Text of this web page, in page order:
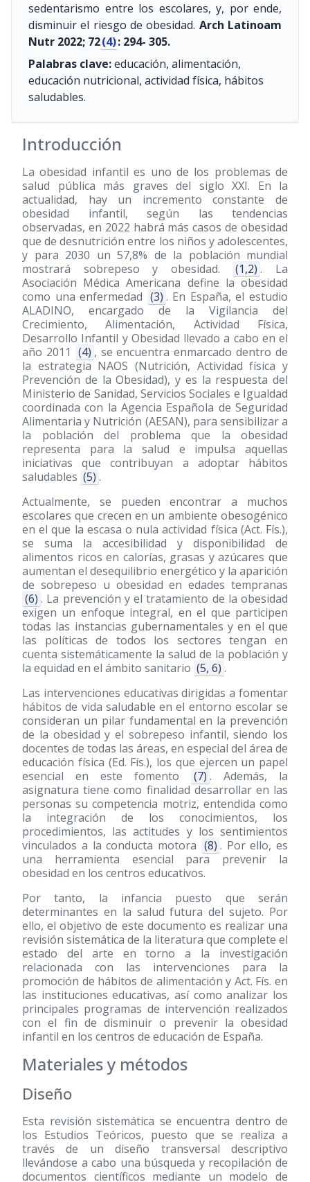
sedentarismo entre los escolares, y, por ende,
disminuir el riesgo de obesidad. Arch Latinoam
Nutr 2022; 72(4): 294- 305.
Palabras clave:educación, alimentación,
educación nutricional, actividad física, hábitos
saludables.
Introducción
La obesidad infantil es uno de los problemas de
salud pública más graves del siglo XXI. En la
actualidad, hay un incremento constante de
obesidad infantil, según las tendencias
observadas, en 2022 habrá más casos de obesidad
que de desnutrición entre los niños y adolescentes,
y para 2030 un 57,8% de la población mundial
mostrará sobrepeso y obesidad.
(1,2) . La
Asociación Médica Americana define la obesidad
como una enfermedad (3) . En España, el estudio
ALADINO, encargado de la Vigilancia del
Crecimiento, Alimentación, Actividad Física,
Desarrollo Infantil y Obesidad llevado a cabo en el
año 2011 (4) , se encuentra enmarcado dentro de
la estrategia NAOS (Nutrición, Actividad física y
Prevención de la Obesidad), y es la respuesta del
Ministerio de Sanidad, Servicios Sociales e Igualdad
coordinada con la Agencia Española de Seguridad
Alimentaria y Nutrición (AESAN), para sensibilizar a
la población del problema que la obesidad
representa para la salud e impulsa aquellas
iniciativas que contribuyan a adoptar hábitos
saludables (5) .
Actualmente, se pueden encontrar a muchos
escolares que crecen en un ambiente obesogénico
en el que la escasa o nula actividad física (Act. Fís.),
se suma la accesibilidad y disponibilidad de
alimentos ricos en calorías, grasas y azúcares que
aumentan el desequilibrio energético y la aparición
de sobrepeso u obesidad en edades tempranas
(6) . La prevención y el tratamiento de la obesidad
exigen un enfoque integral, en el que participen
todas las instancias gubernamentales y en el que
las políticas de todos los sectores tengan en
cuenta sistemáticamente la salud de la población y
la equidad en el ámbito sanitario (5, 6) .
Las intervenciones educativas dirigidas a fomentar
hábitos de vida saludable en el entorno escolar se
consideran un pilar fundamental en la prevención
de la obesidad y el sobrepeso infantil, siendo los
docentes de todas las áreas, en especial del área de
educación física (Ed. Fís.), los que ejercen un papel
esencial en este fomento
(7) . Además, la
asignatura tiene como finalidad desarrollar en las
personas su competencia motriz, entendida como
la integración de los conocimientos, los
procedimientos, las actitudes y los sentimientos
vinculados a la conducta motora (8) . Por ello, es
una herramienta esencial para prevenir la
obesidad en los centros educativos.
Por tanto, la infancia puesto que serán
determinantes en la salud futura del sujeto. Por
ello, el objetivo de este documento es realizar una
revisión sistemática de la literatura que complete el
estado del arte en torno a la investigación
relacionada con las intervenciones para la
promoción de hábitos de alimentación y Act. Fís. en
las instituciones educativas, así como analizar los
principales programas de intervención realizados
con el fin de disminuir o prevenir la obesidad
infantil en los centros de educación de España.
Materiales y métodos
Diseño
Esta revisión sistemática se encuentra dentro de
los Estudios Teóricos, puesto que se realiza a
través de un diseño transversal descriptivo
llevándose a cabo una búsqueda y recopilación de
documentos científicos mediante un modelo de